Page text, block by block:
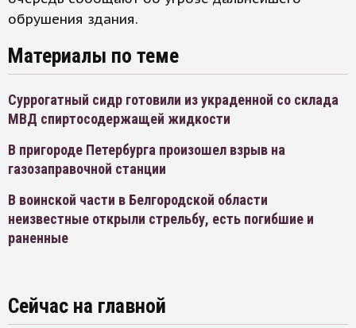
обрушения здания.
Материалы по теме
Суррогатный сидр готовили из украденной со склада
МВД спиртосодержащей жидкости
В пригороде Петербурга произошел взрыв на
газозаправочной станции
В воинской части в Белгородской области
неизвестные открыли стрельбу, есть погибшие и
раненные
Сейчас на главной